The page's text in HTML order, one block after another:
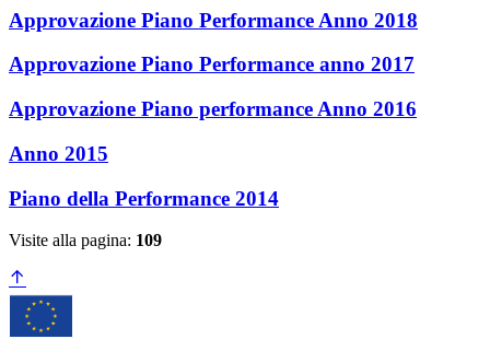
Approvazione Piano Performance Anno 2018
Approvazione Piano Performance anno 2017
Approvazione Piano performance Anno 2016
Anno 2015
Piano della Performance 2014
Visite alla pagina: 109